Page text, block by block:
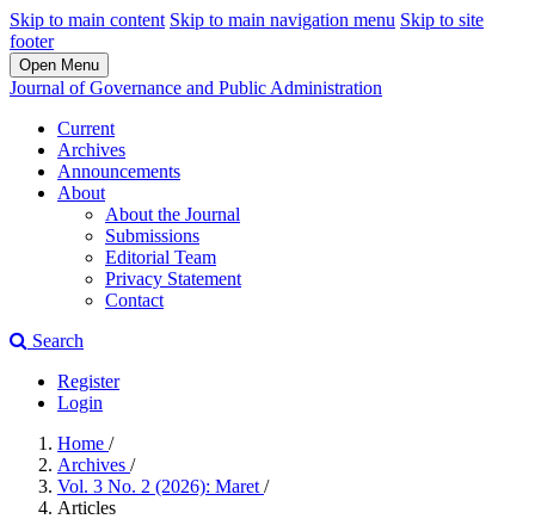
Skip to main content Skip to main navigation menu Skip to site
footer
Open Menu
Journal of Governance and Public Administration
Current
Archives
Announcements
About
About the Journal
Submissions
Editorial Team
Privacy Statement
Contact
Search
Register
Login
Home /
Archives /
Vol. 3 No. 2 (2026): Maret /
Articles